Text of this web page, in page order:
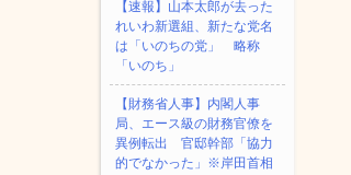
【速報】山本太郎が去った
れいわ新選組、新たな党名
は「いのちの党」 略称
「いのち」
【財務省人事】内閣人事
局、エース級の財務官僚を
異例転出 官邸幹部「協力
的でなかった」※岸田首相